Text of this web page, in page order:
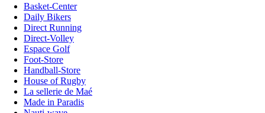
Basket-Center
Daily Bikers
Direct Running
Direct-Volley
Espace Golf
Foot-Store
Handball-Store
House of Rugby
La sellerie de Maé
Made in Paradis